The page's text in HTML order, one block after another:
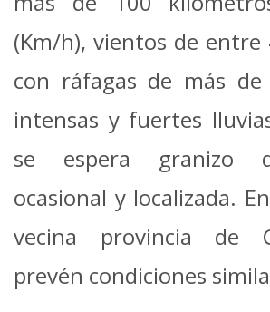
(Km/h), vientos de
con ráfagas de más
intensas y fuertes
se espera granizo
ocasional y localizada.
vecina provincia de
prevén condiciones